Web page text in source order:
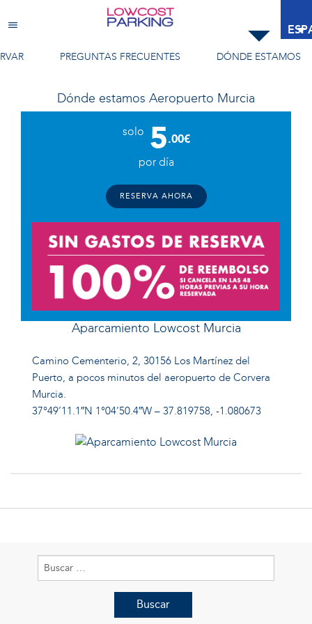
Aeropuerto Murcia
PREGUNTAS FRECUENTES DÓNDE ESTAMOS
Dónde estamos Aeropuerto Murcia
solo 5.00€
por día
RESERVA AHORA
Aparcamiento Lowcost Murcia
Camino Cementerio, 2, 30156 Los Martínez del
Puerto, a pocos minutos del aeropuerto de Corvera
Murcia.
37°49’11.1″N 1°04’50.4″W – 37.819758, -1.080673